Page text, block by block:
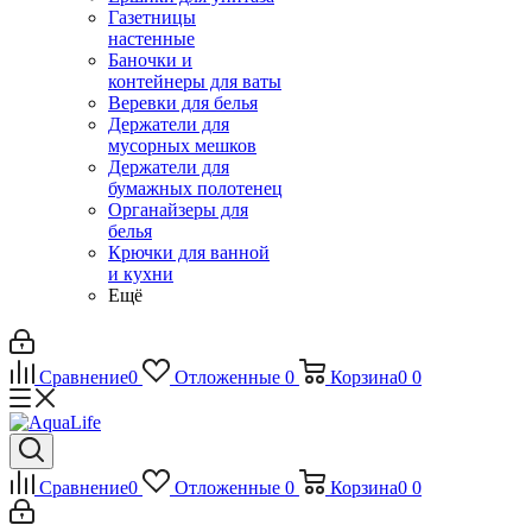
Газетницы
настенные
Баночки и
контейнеры для ваты
Веревки для белья
Держатели для
мусорных мешков
Держатели для
бумажных полотенец
Органайзеры для
белья
Крючки для ванной
и кухни
Ещё
Сравнение0 Отложенные 0 Корзина0 0
Сравнение0 Отложенные 0 Корзина0 0